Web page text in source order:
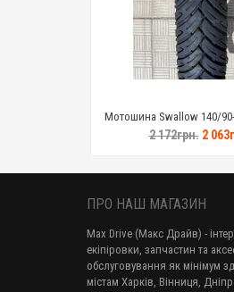
Мотошина Swallow 140/90-
2 172грн.2
ПРО НАШ МАГАЗИН
Max Drive (Макс Драйв) -
екіпіровки, запчастин та
обслуговування як мінімум
містам Харків, Вінниця,